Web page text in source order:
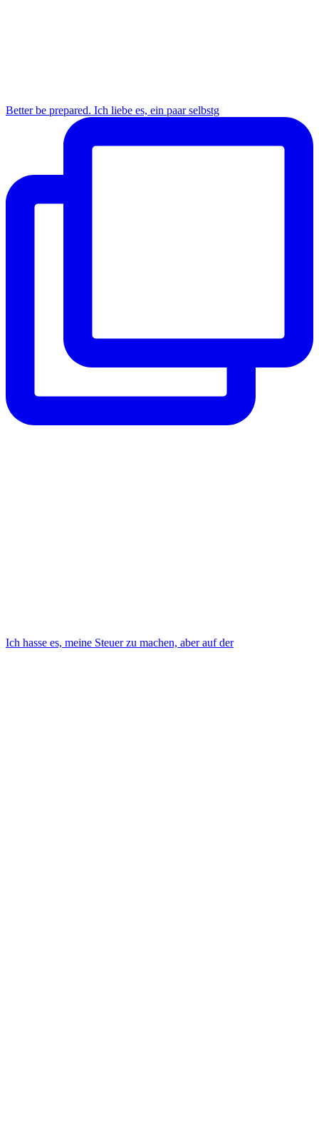
Better be prepared. Ich liebe es, ein paar selbstg
Ich hasse es, meine Steuer zu machen, aber auf der